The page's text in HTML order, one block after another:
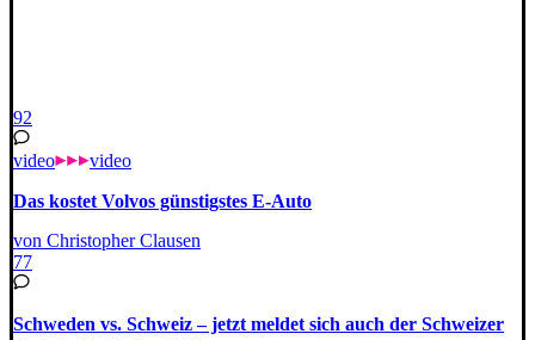
92
video video
Das kostet Volvos günstigstes E-Auto
von Christopher Clausen
77
Schweden vs. Schweiz – jetzt meldet sich auch der Schweizer